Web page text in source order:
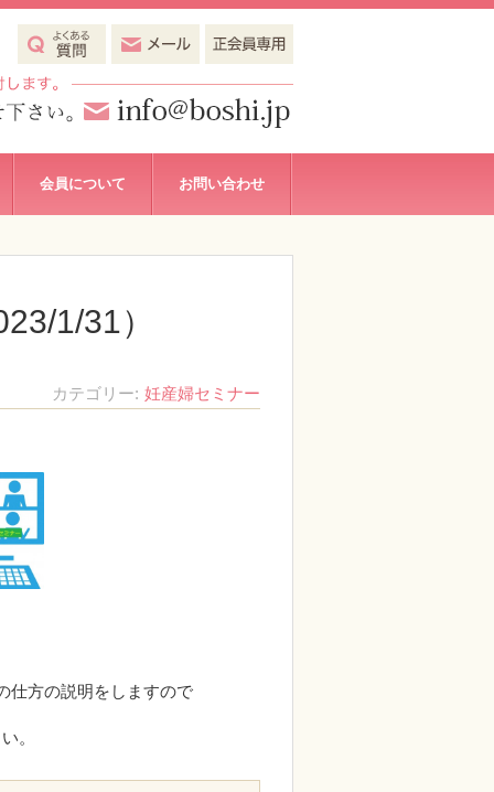
会員について お問い合わせ
1/31）
カテゴリー 妊産婦セミナー
仕方の説明をしますので
。